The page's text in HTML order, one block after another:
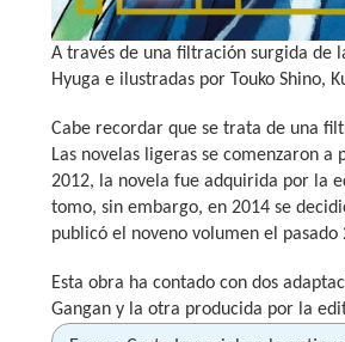
A través de una filtración surgida de
Hyuga e ilustradas por Touko Shino,
Cabe recordar que se trata de una
Las novelas ligeras se comenzaron
2012, la novela fue adquirida por la
tomo, sin embargo, en 2014 se
publicó el noveno volumen el pasado
Esta obra ha contado con dos
Gangan y la otra producida por la